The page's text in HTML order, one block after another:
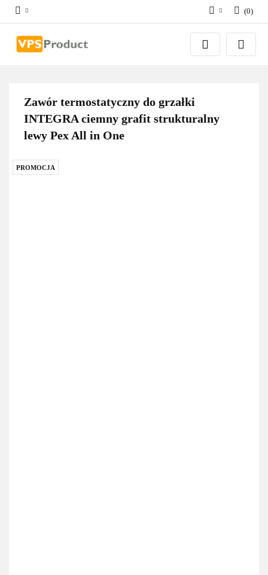
Zaloguj się
Zarejestruj się
(0)
Zawór termostatyczny do grzałki
INTEGRA ciemny grafit strukturalny
lewy Pex All in One
PROMOCJA